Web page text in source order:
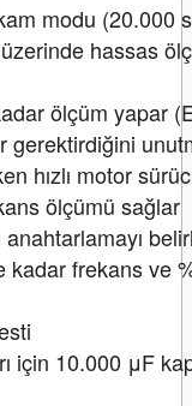
modu (20.000
hassas
ölçüm yapar
gerektirdiğini
hızlı motor
ölçümü sağlar
kadar frekans ve
için 10.000 μF